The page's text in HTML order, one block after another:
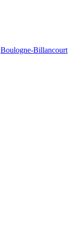
Boulogne-Billancourt